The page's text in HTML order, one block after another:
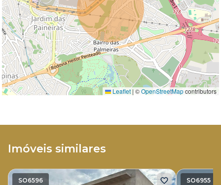
Leaflet | ©OpenStreetMapcontributors
Imóveis similares
SO6596 SO6955